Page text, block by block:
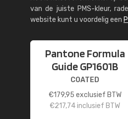
van de juiste PMS-kleur,
website kunt u voordelig een
Pantone Formula
Guide GP1601B
COATED
€179,95 exclusief BTW
€217,74inclusief BTW